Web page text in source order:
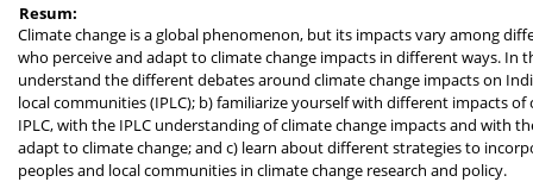
Resum:
Climate change is a global phenomenon, but its impacts vary among
who perceive and adapt to climate change impacts in different ways. In
understand the different debates around climate change impacts on
local communities (IPLC); b) familiarize yourself with different impacts of
IPLC, with the IPLC understanding of climate change impacts and with
adapt to climate change; and c) learn about different strategies to
peoples and local communities in climate change research and policy.